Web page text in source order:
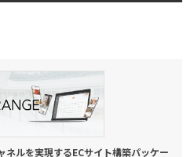
ネルを実現するECサイト構築パッケー